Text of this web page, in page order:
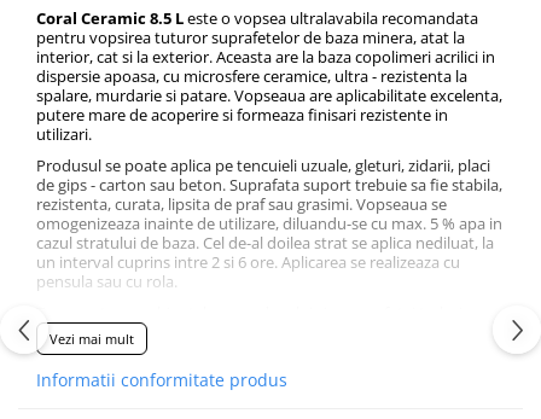
Vată bazaltică
Vată minerală
Oțel beton
Oțel beton fasonat
Oțel beton neted
Oțel beton striat
Panouri termoizolante
Panouri și plase de gard
Panou bordurat vopsit
Panou bordurat zincat
Plasă de gard sudată zincată
Plasă de gard împletită zincată
Coral Ceramic 8.5 Leste o vopsea ultralavabila recomandata
pentru vopsirea tuturor suprafetelor de baza minera, atat la
interior, cat si la exterior. Aceasta are la baza copolimeri acrilici in
dispersie apoasa, cu microsfere ceramice, ultra - rezistenta la
spalare, murdarie si patare. Vopseaua are aplicabilitate excelenta,
putere mare de acoperire si formeaza finisari rezistente in
utilizari.
Produsul se poate aplica pe tencuieli uzuale, gleturi, zidarii, placi
de gips - carton sau beton. Suprafata suport trebuie sa fie stabila,
rezistenta, curata, lipsita de praf sau grasimi. Vopseaua se
omogenizeaza inainte de utilizare, diluandu-se cu max. 5 % apa in
cazul stratului de baza. Cel de-al doilea strat se aplica nediluat, la
un interval cuprins intre 2 si 6 ore. Aplicarea se realizeaza cu
pensula sau cu rola.
fie cuprinsa intre 10°C si 30°C. Uscarea totala a peliculei se
realizeaza dupa 24 ore. Timpul de uscare depinde de temperatura
si umiditatea mediului ambient. Consumul specific este cuprins
intre 10-14 mp/litru/strat.
Vezi mai mult
Informatii conformitate produs